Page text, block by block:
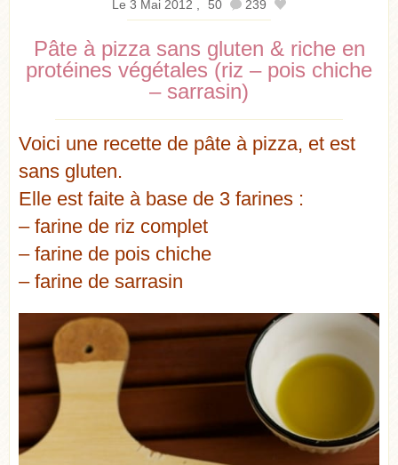
Le 3 Mai 2012 50 239
Pâte à pizza sans gluten & riche en
protéines végétales (riz – pois chiche
– sarrasin)
Voici une recette de pâte à pizza, et est
sans gluten.
Elle est faite à base de 3 farines :
– farine de riz complet
– farine de pois chiche
– farine de sarrasin